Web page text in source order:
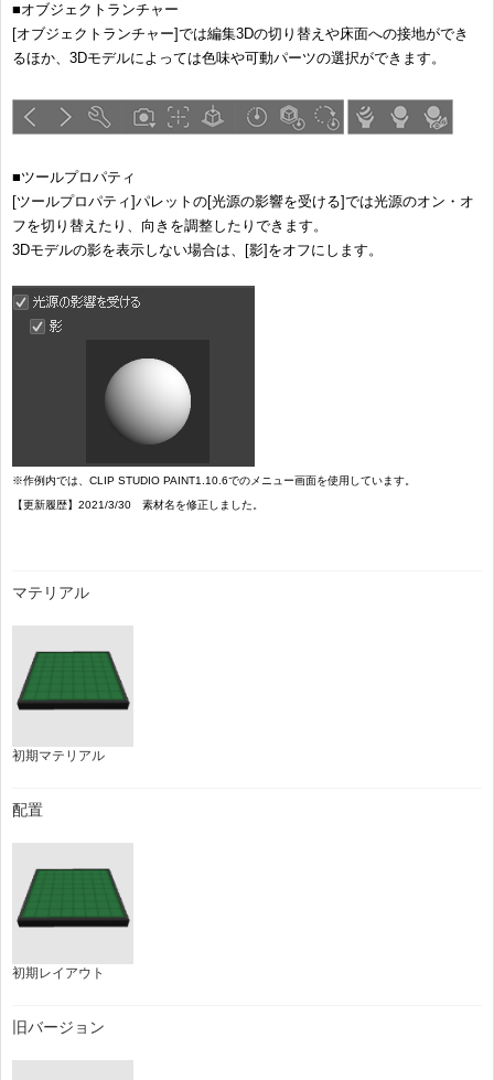
■オブジェクトランチャー
[オブジェクトランチャー]では編集3Dの切り替えや床面への接地ができ
るほか、3Dモデルによっては色味や可動パーツの選択ができます。
■ツールプロパティ
[ツールプロパティ]パレットの[光源の影響を受ける]では光源のオン・オ
フを切り替えたり、向きを調整したりできます。
3Dモデルの影を表示しない場合は、[影]をオフにします。
※作例内では、CLIP STUDIO PAINT1.10.6でのメニュー画面を使用しています。
【更新履歴】2021/3/30 素材名を修正しました。
マテリアル
初期マテリアル
配置
初期レイアウト
旧バージョン